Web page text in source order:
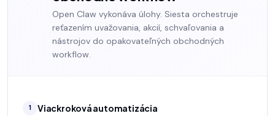
Open Claw vykonáva úlohy. Siesta orchestruje
reťazením uvažovania, akcií, schvaľovania a
nástrojov do opakovateľných obchodných
workflow.
1 Viackroková automatizácia